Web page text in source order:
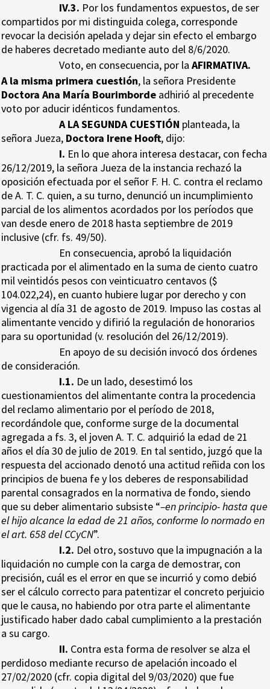
IV.3. Por los fundamentos expuestos, de ser
compartidos por mi distinguida colega, corresponde
revocar la decisión apelada y dejar sin efecto el embargo
de haberes decretado mediante auto del 8/6/2020.
Voto, en consecuencia, por la AFIRMATIVA.
A la misma primera cuestión, la señora Presidente
Doctora Ana María Bourimborde adhirió al precedente
voto por aducir idénticos fundamentos.
A LA SEGUNDA CUESTIÓN planteada, la
señora Jueza, Doctora Irene Hooft, dijo:
I. En lo que ahora interesa destacar, con fecha
26/12/2019, la señora Jueza de la instancia rechazó la
oposición efectuada por el señor F. H. C. contra el reclamo
de A. T. C. quien, a su turno, denunció un incumplimiento
parcial de los alimentos acordados por los períodos que
van desde enero de 2018 hasta septiembre de 2019
inclusive (cfr. fs. 49/50).
En consecuencia, aprobó la liquidación
practicada por el alimentado en la suma de ciento cuatro
mil veintidós pesos con veinticuatro centavos ($
104.022,24), en cuanto hubiere lugar por derecho y con
vigencia al día 31 de agosto de 2019. Impuso las costas al
alimentante vencido y difirió la regulación de honorarios
para su oportunidad (v. resolución del 26/12/2019).
En apoyo de su decisión invocó dos órdenes
de consideración.
I.1. De un lado, desestimó los
cuestionamientos del alimentante contra la procedencia
del reclamo alimentario por el período de 2018,
recordándole que, conforme surge de la documental
agregada a fs. 3, el joven A. T. C. adquirió la edad de 21
años el día 30 de julio de 2019. En tal sentido, juzgó que la
respuesta del accionado denotó una actitud reñida con los
principios de buena fe y los deberes de responsabilidad
parental consagrados en la normativa de fondo, siendo
que su deber alimentario subsiste “–en principio- hasta que
el hijo alcance la edad de 21 años, conforme lo normado en
el art. 658 del CCyCN”.
I.2. Del otro, sostuvo que la impugnación a la
liquidación no cumple con la carga de demostrar, con
precisión, cuál es el error en que se incurrió y como debió
ser el cálculo correcto para patentizar el concreto perjuicio
que le causa, no habiendo por otra parte el alimentante
justificado haber dado cabal cumplimiento a la prestación
a su cargo.
II. Contra esta forma de resolver se alza el
perdidoso mediante recurso de apelación incoado el
27/02/2020 (cfr. copia digital del 9/03/2020) que fue